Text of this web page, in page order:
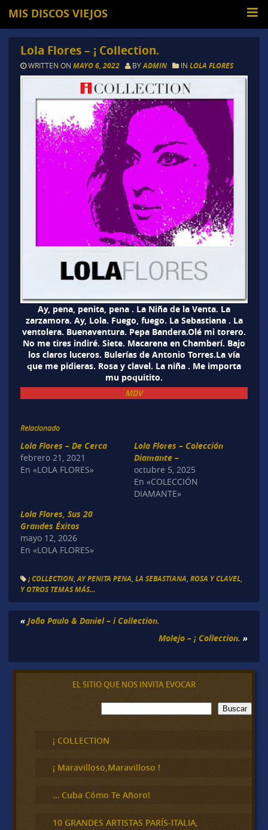
MIS DISCOS VIEJOS
Lola Flores – ¡ Collection.
WRITTEN ON MAYO 6, 2022 BYADMIN IN LOLA FLORES
Ay, pena, penita, pena . La Niña de la Venta. La
zarzamora. Ay, Lola. Fuego, fuego. La Sebastiana . La
ventolera. Buenaventura. Pepa Bandera.Olé mi torero.
No me tires indiré. Siete. Macarena en Chamberí. Bajo
los claros luceros. Bulerías de Antonio Torres.La vía
que me pidieras. Rosa y clavel. La niña . Me importa
mu poquitito.
MDV
Relacionado
Lola Flores – De Cerca
febrero 21, 2021
En «LOLA FLORES»
Lola Flores – Colección
Diamante –
octubre 5, 2025
En «COLECCIÓN
DIAMANTE»
Lola Flores, Sus 20
Grandes Éxitos
mayo 12, 2026
En «LOLA FLORES»
¡ COLLECTION, AY PENITA PENA LA SEBASTIANA ROSA Y CLAVEL,
Y OTROS TEMAS MÁS...
« João Paulo & Daniel – i Collection.
Molejo – ¡ Collection. »
EL SITIO QUE NOS INVITA EVOCAR
B
u
c
a
Buscar
¡ COLLECTION
¡ Maravilloso,Maravilloso !
… Cuba Cómo Te Añoro!
10 GRANDES ARTISTAS PARÍS-ITALIA,